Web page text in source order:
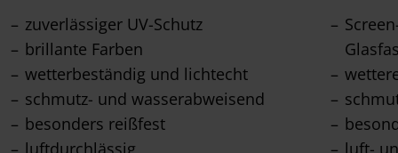
zuverlässiger UV-Schutz
brillante Farben
wetterbeständig und lichtecht
schmutz- und wasserabweisend
besonders reißfest